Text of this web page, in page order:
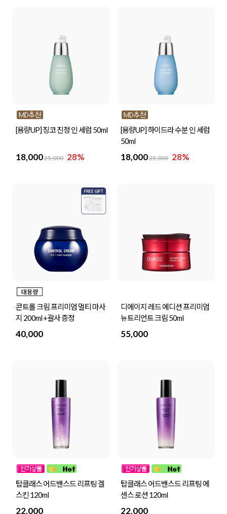
[용량UP] 징코 진정 인 세럼 50ml
18,00025,000 28%
[용량UP] 하이드라 수분 인 세럼
50ml
18,00025,000 28%
콘트롤 크림 프리미엄 멀티 마사
지 200ml +괄사 증정
40,000
디에이지 레드 에디션 프리미엄
뉴트리언트 크림 50ml
55,000
탑클래스 어드밴스드 리프팅 겔
스킨 120ml
22,000
탑클래스 어드밴스드 리프팅 에
센스 로션 120ml
22,000